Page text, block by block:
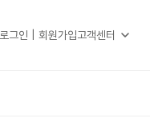
로그인 | 회원가입고객센터